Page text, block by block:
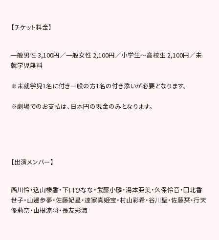
【チケット料金】
一般男性 3,100円／一般女性 2,100円／小学生～高校生 2,100円／未
就学児無料
※未就学児1名に付き一般の方1名の付き添いが必要となります。
※劇場でのお支払は、日本円の現金のみとなります。
【出演メンバー】
西川怜・込山榛香・下口ひなな・武藤小麟・湯本亜美・久保怜音・田北香
世子・山邊歩夢・佐藤妃星・達家真姫宝・村山彩希・谷川聖・佐藤栞・行天
優莉奈・山根涼羽・長友彩海